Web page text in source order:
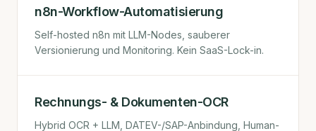
n8n-Workflow-Automatisierung
Self-hosted n8n mit LLM-Nodes, sauberer
Versionierung und Monitoring. Kein SaaS-Lock-in.
Rechnungs- & Dokumenten-OCR
Hybrid OCR + LLM, DATEV-/SAP-Anbindung, Human-